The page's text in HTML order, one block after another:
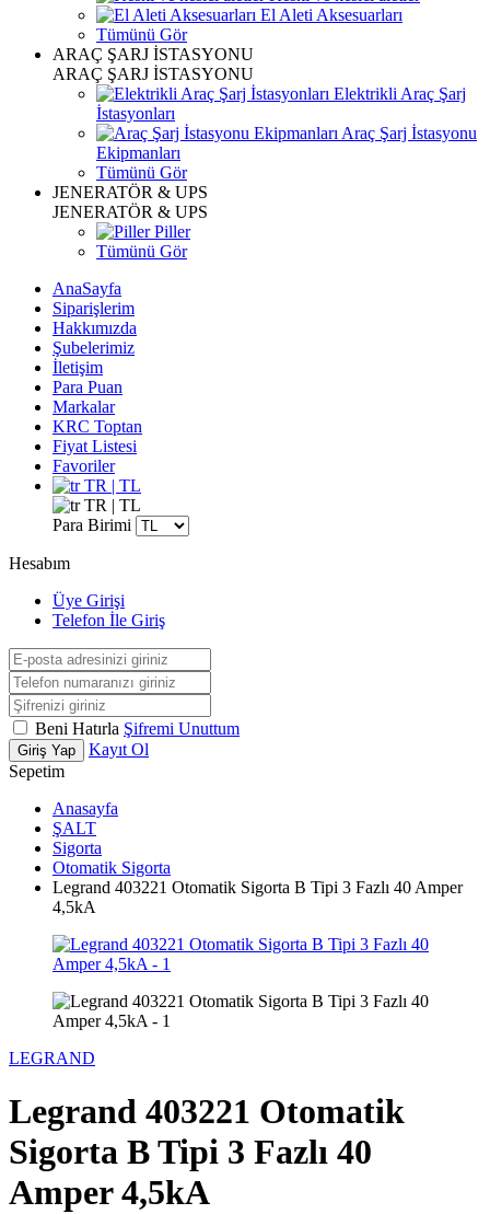
El Aleti Aksesuarları
Tümünü Gör
ARAÇ ŞARJ İSTASYONU
ARAÇ ŞARJ İSTASYONU
Elektrikli Araç Şarj
İstasyonları
Araç Şarj İstasyonu
Ekipmanları
Tümünü Gör
JENERATÖR & UPS
JENERATÖR & UPS
Piller
Tümünü Gör
AnaSayfa
Siparişlerim
Hakkımızda
Şubelerimiz
İletişim
Para Puan
Markalar
KRC Toptan
Fiyat Listesi
Favoriler
TR | TL
TR | TL
Para Birimi
Hesabım
Üye Girişi
Telefon İle Giriş
Beni Hatırla Şifremi Unuttum
Giriş Yap
Kayıt Ol
Sepetim
Anasayfa
ŞALT
Sigorta
Otomatik Sigorta
Legrand 403221 Otomatik Sigorta B Tipi 3 Fazlı 40 Amper
4,5kA
LEGRAND
Legrand 403221 Otomatik
Sigorta B Tipi 3 Fazlı 40
Amper 4,5kA